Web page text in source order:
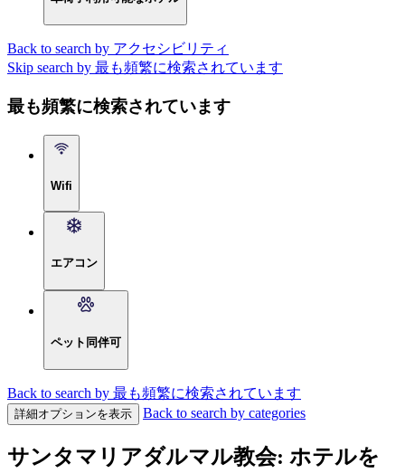
Back to search by アクセシビリティ
Skip search by 最も頻繁に検索されています
最も頻繁に検索されています
Wifi
エアコン
ペット同伴可
Back to search by 最も頻繁に検索されています
詳細オプションを表示 Back to search by categories
サンタマリアダルマル教会: ホテルを